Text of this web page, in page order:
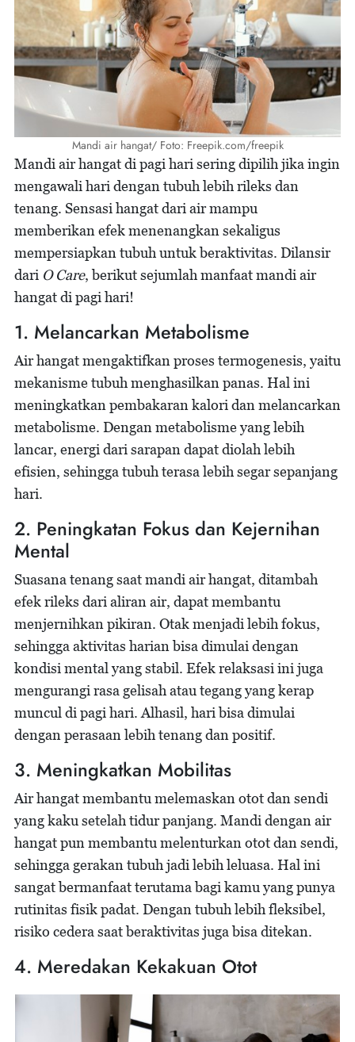
Mandi air hangat/ Foto: Freepik.com/freepik
Mandi air hangat di pagi hari sering dipilih jika ingin
mengawali hari dengan tubuh lebih rileks dan
tenang. Sensasi hangat dari air mampu
memberikan efek menenangkan sekaligus
mempersiapkan tubuh untuk beraktivitas. Dilansir
dari O Care, berikut sejumlah manfaat mandi air
hangat di pagi hari!
1. Melancarkan Metabolisme
Air hangat mengaktifkan proses termogenesis, yaitu
mekanisme tubuh menghasilkan panas. Hal ini
meningkatkan pembakaran kalori dan melancarkan
metabolisme. Dengan metabolisme yang lebih
lancar, energi dari sarapan dapat diolah lebih
efisien, sehingga tubuh terasa lebih segar sepanjang
hari.
2. Peningkatan Fokus dan Kejernihan
Mental
Suasana tenang saat mandi air hangat, ditambah
efek rileks dari aliran air, dapat membantu
menjernihkan pikiran. Otak menjadi lebih fokus,
sehingga aktivitas harian bisa dimulai dengan
kondisi mental yang stabil. Efek relaksasi ini juga
mengurangi rasa gelisah atau tegang yang kerap
muncul di pagi hari. Alhasil, hari bisa dimulai
dengan perasaan lebih tenang dan positif.
3. Meningkatkan Mobilitas
Air hangat membantu melemaskan otot dan sendi
yang kaku setelah tidur panjang. Mandi dengan air
hangat pun membantu melenturkan otot dan sendi,
sehingga gerakan tubuh jadi lebih leluasa. Hal ini
sangat bermanfaat terutama bagi kamu yang punya
rutinitas fisik padat. Dengan tubuh lebih fleksibel,
risiko cedera saat beraktivitas juga bisa ditekan.
4. Meredakan Kekakuan Otot